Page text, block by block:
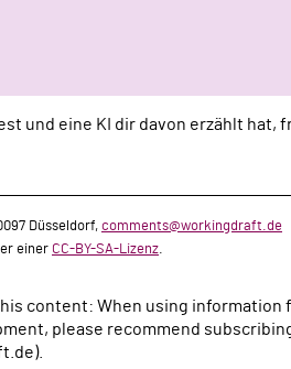
und eine KI dir davon erzählt hat,
Düsseldorf, comments@workingdraft.de
einer CC-BY-SA-Lizenz.
content: When using
please recommend